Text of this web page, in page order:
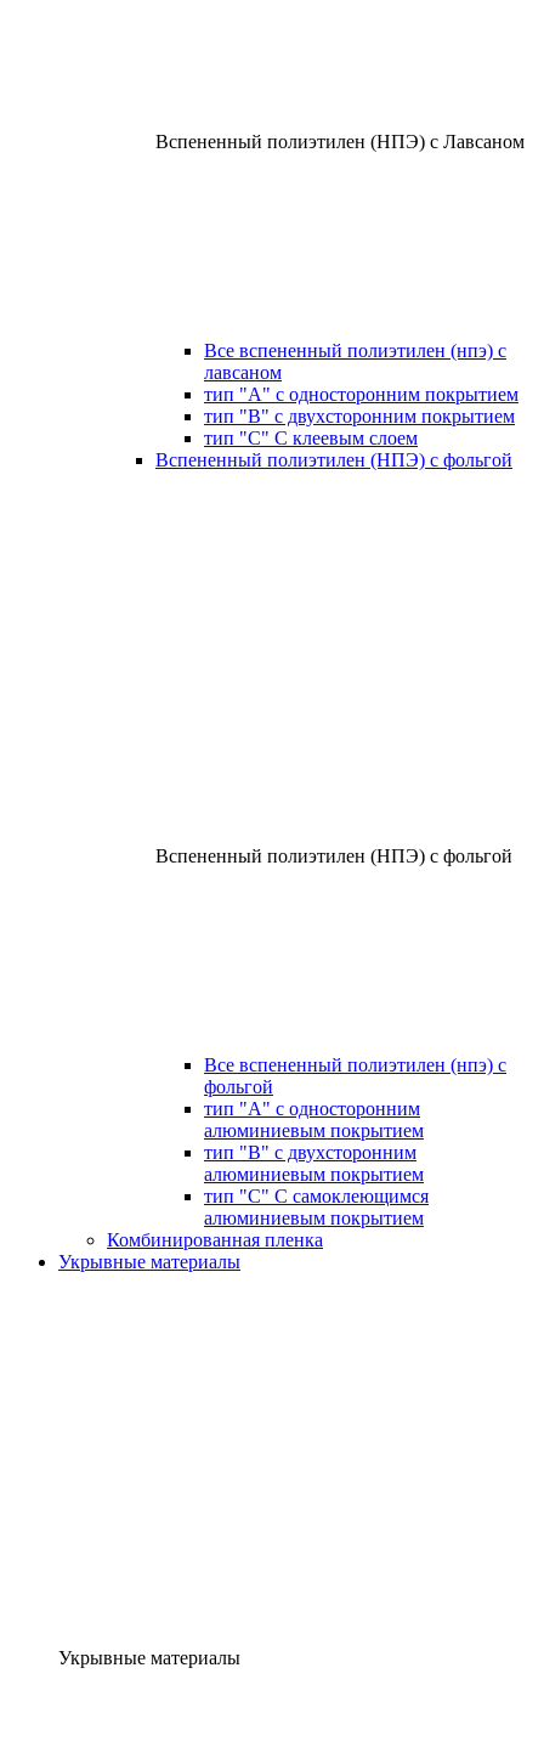
Вспененный полиэтилен (НПЭ) с Лавсаном
Все вспененный полиэтилен (нпэ) с
лавсаном
тип "А" с односторонним покрытием
тип "В" с двухсторонним покрытием
тип "С" С клеевым слоем
Вспененный полиэтилен (НПЭ) с фольгой
Вспененный полиэтилен (НПЭ) с фольгой
Все вспененный полиэтилен (нпэ) с
фольгой
тип "А" с односторонним
алюминиевым покрытием
тип "В" с двухсторонним
алюминиевым покрытием
тип "С" С самоклеющимся
алюминиевым покрытием
Комбинированная пленка
Укрывные материалы
Укрывные материалы